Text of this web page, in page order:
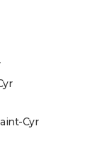
Cyr